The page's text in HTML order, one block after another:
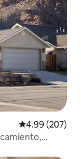
Calificación
4.99 (207)